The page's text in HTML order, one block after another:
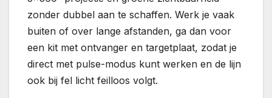
zonder dubbel aan te schaffen. Werk je vaak
buiten of over lange afstanden, ga dan voor
een kit met ontvanger en targetplaat, zodat je
direct met pulse-modus kunt werken en de lijn
ook bij fel licht feilloos volgt.